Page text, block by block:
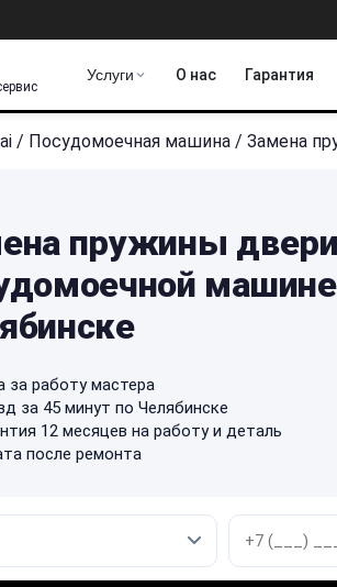
Услуги О нас Гарантия
/ Посудомоечная машина / Замена
пружины
за работу мастера
за 45 минут по Челябинске
12 месяцев на работу и деталь
после ремонта